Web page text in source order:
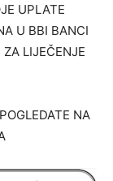
UPLATE
U BBI BANCI
LIJEČENJE
NA